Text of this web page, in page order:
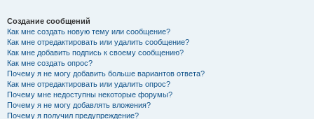
Создание сообщений
Как мне создать новую тему или сообщение?
Как мне отредактировать или удалить сообщение?
Как мне добавить подпись к своему сообщению?
Как мне создать опрос?
Почему я не могу добавить больше вариантов ответа?
Как мне отредактировать или удалить опрос?
Почему мне недоступны некоторые форумы?
Почему я не могу добавлять вложения?
Почему я получил предупреждение?